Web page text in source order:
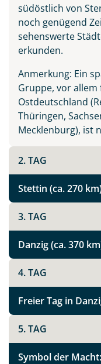
südöstlich von
noch genügend
sehenswerte
erkunden.
Anmerkung: Ein
Gruppe, vor
Ostdeutschland
Thüringen,
Mecklenburg), ist
2. TAG
Stettin (ca. 270
3. TAG
Danzig (ca. 370
4. TAG
Freier Tag in
5. TAG
Symbol der